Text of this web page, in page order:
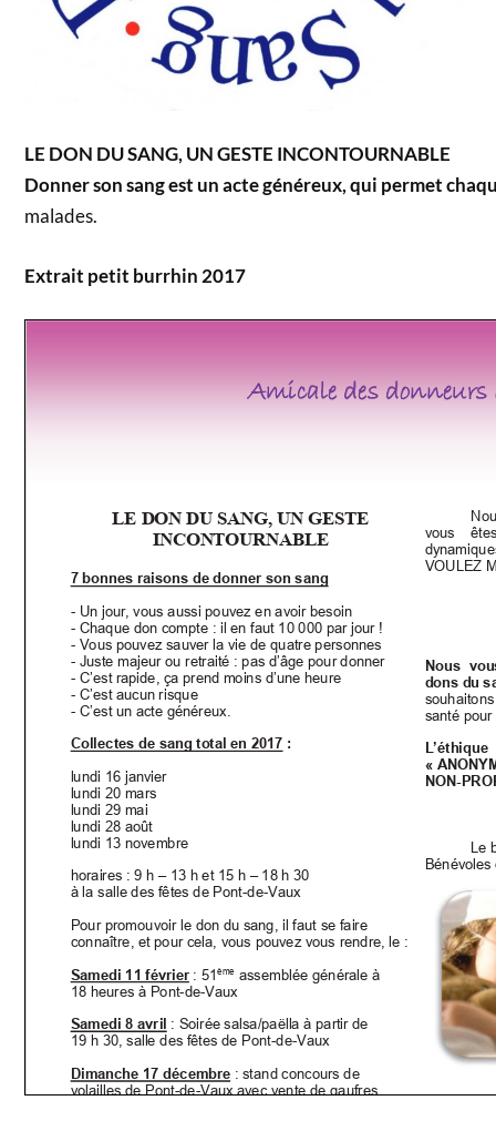
LE DON DU SANG, UN GESTE INCONTOURNABLE
Donner son sang est un acte généreux, qui permet
malades.
Extrait petit burrhin 2017